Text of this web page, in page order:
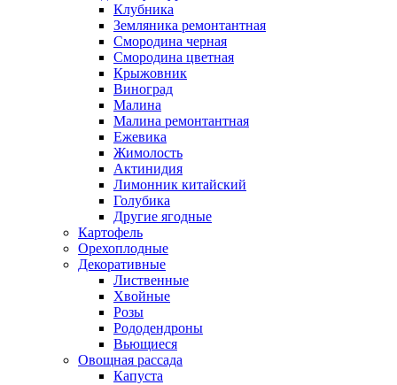
Клубника
Земляника ремонтантная
Смородина черная
Смородина цветная
Крыжовник
Виноград
Малина
Малина ремонтантная
Ежевика
Жимолость
Актинидия
Лимонник китайский
Голубика
Другие ягодные
Картофель
Орехоплодные
Декоративные
Лиственные
Хвойные
Розы
Рододендроны
Вьющиеся
Овощная рассада
Капуста